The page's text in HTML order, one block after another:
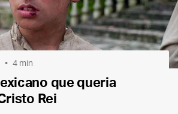
4 min
que queria
Rei